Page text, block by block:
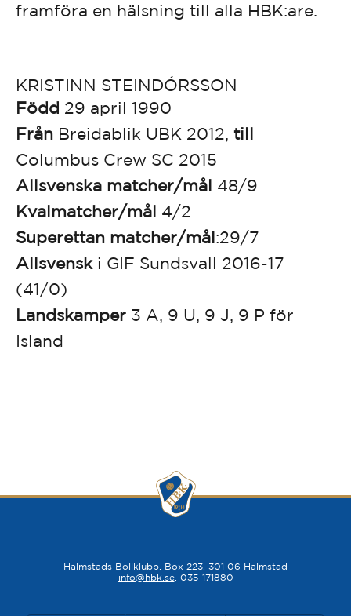
framföra en hälsning till alla HBK:are.
KRISTINN STEINDÓRSSON
Född 29 april 1990
Från Breidablik UBK 2012, till
Columbus Crew SC 2015
Allsvenska matcher/mål 48/9
Kvalmatcher/mål 4/2
Superettan matcher/mål:29/7
Allsvenski GIF Sundsvall 2016-17
(41/0)
Landskamper 3 A, 9 U, 9 J, 9 P för
Island
Halmstads Bollklubb, Box 223, 301 06 Halmstad
info@hbk.se, 035-171880